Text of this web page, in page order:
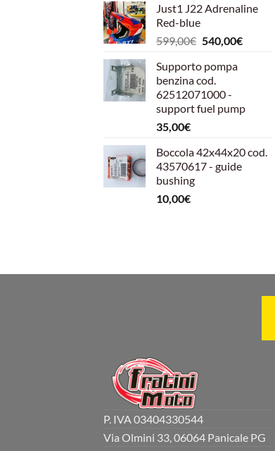
Just1 J22 Adrenaline
Red-blue
599,00€ Il
originale
era:
599,00€.
540,00€Il
Supporto pompa
benzina cod.
62512071000 -
support fuel pump
35,00€
Boccola 42x44x20 cod.
43570617 - guide
bushing
10,00€
P. IVA 03404330544
Via Olmini 33, 06064 Panicale PG